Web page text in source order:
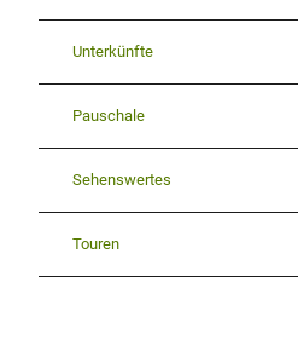
Unterkünfte
Pauschale
Sehenswertes
Touren